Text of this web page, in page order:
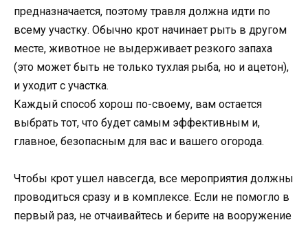
предназначается, поэтому травля должна идти по
всему участку. Обычно крот начинает рыть в другом
месте, животное не выдерживает резкого запаха
(это может быть не только тухлая рыба, но и ацетон),
и уходит с участка.
Каждый способ хорош по-своему, вам остается
выбрать тот, что будет самым эффективным и,
главное, безопасным для вас и вашего огорода.
Чтобы крот ушел навсегда, все мероприятия должны
проводиться сразу и в комплексе. Если не помогло в
первый раз, не отчаивайтесь и берите на вооружение